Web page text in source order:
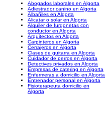
Abogados laborales en Algorta
Adiestrador canino en Algorta
Albañiles en Algorta
Alicatar o solar en Algorta
Alquiler de furgonetas con
conductor en Algorta
Arquitectos en Algorta
Carpinteros en Algorta
Cerrajeros en Algorta
Clases de guitarra en Algorta
Cuidador de perros en Algorta
Detectives privados en Algorta
Empresas de catering en Algorta
Enfermeras a domicilio en Algorta
Entrenador personal en Algorta
Fisioterapeuta domicilio en
Algorta